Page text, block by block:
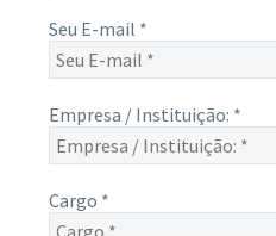
Seu E-mail *
Empresa / Instituição: *
Cargo *